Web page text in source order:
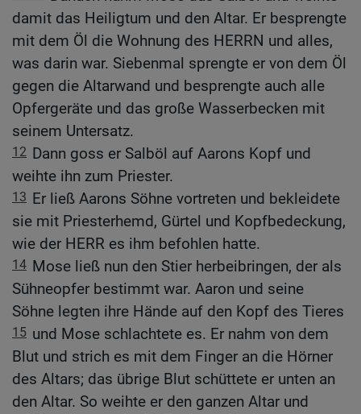
damit das Heiligtum und den Altar. Er besprengte
mit dem Öl die Wohnung des HERRN und alles,
was darin war. Siebenmal sprengte er von dem Öl
gegen die Altarwand und besprengte auch alle
Opfergeräte und das große Wasserbecken mit
seinem Untersatz.
12 Dann goss er Salböl auf Aarons Kopf und
weihte ihn zum Priester.
13 Er ließ Aarons Söhne vortreten und bekleidete
sie mit Priesterhemd, Gürtel und Kopfbedeckung,
wie der HERR es ihm befohlen hatte.
14 Mose ließ nun den Stier herbeibringen, der als
Sühneopfer bestimmt war. Aaron und seine
Söhne legten ihre Hände auf den Kopf des Tieres
15 und Mose schlachtete es. Er nahm von dem
Blut und strich es mit dem Finger an die Hörner
des Altars; das übrige Blut schüttete er unten an
den Altar. So weihte er den ganzen Altar und